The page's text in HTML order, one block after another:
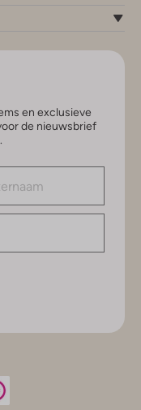
en exclusieve
de nieuwsbrief